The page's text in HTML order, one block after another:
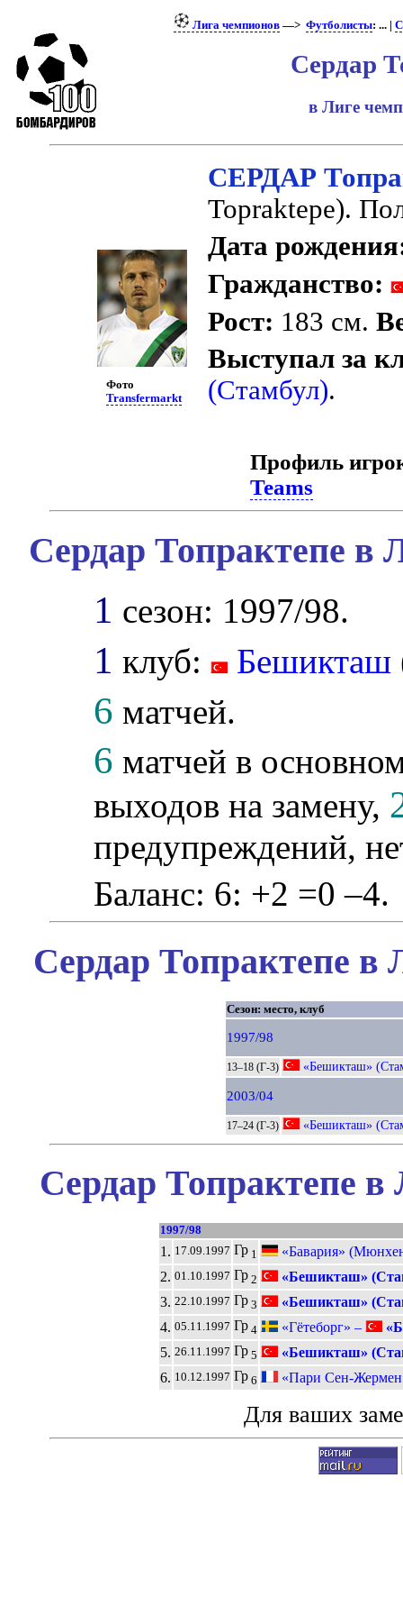
Лига чемпионов—> Футболисты: ... |
Сердар
в Лиге
Фото
Transfermarkt
СЕРДАР
Topraktepe).
Дата
Гражданство:
Рост: 183 см.
Выступал за
(Стамбул).
Профиль
Teams
Сердар Топрактепе в
1 сезон: 1997/98.
1 клуб: Бешикташ
6 матчей.
6 матчей в
выходов на замену,
предупреждений,
Баланс: 6: +2 =0 –4.
Сердар Топрактепе в
Сезон: место, клуб
1997/98
13–18 (Г-3) «Бешикташ»
2003/04
17–24 (Г-3) «Бешикташ»
Сердар Топрактепе
1997/98
1. 17.09.1997 Гр1
«Бавария»
2. 01.10.1997 Гр2
«Бешикташ»
3. 22.10.1997 Гр3
«Бешикташ»
4. 05.11.1997 Гр4 «Гётеборг» –
5. 26.11.1997 Гр5
«Бешикташ»
6. 10.12.1997 Гр6 «Пари Сен-
Для ваших